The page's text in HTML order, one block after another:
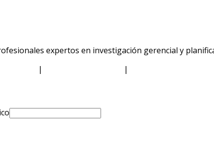
expertos en investigación gerencial y
| |